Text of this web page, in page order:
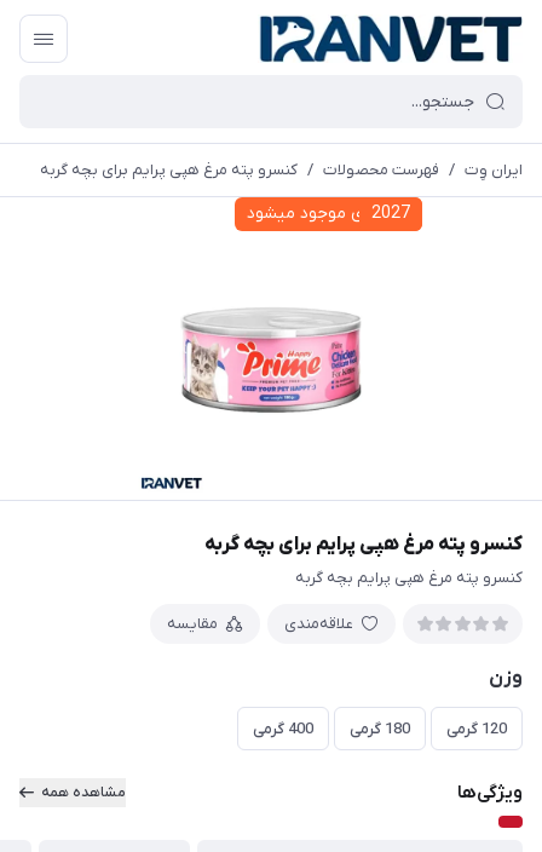
ایران وِت / فهرست محصولات / کنسرو پته مرغ هپی پرایم برای بچه گربه
به زودی موجود میشود
2027
کنسرو پته مرغ هپی پرایم برای بچه گربه
کنسرو پته مرغ هپی پرایم بچه گربه
علاقه‌مندی مقایسه
وزن
120 گرمی 180 گرمی 400 گرمی
ویژگی‌ها مشاهده همه